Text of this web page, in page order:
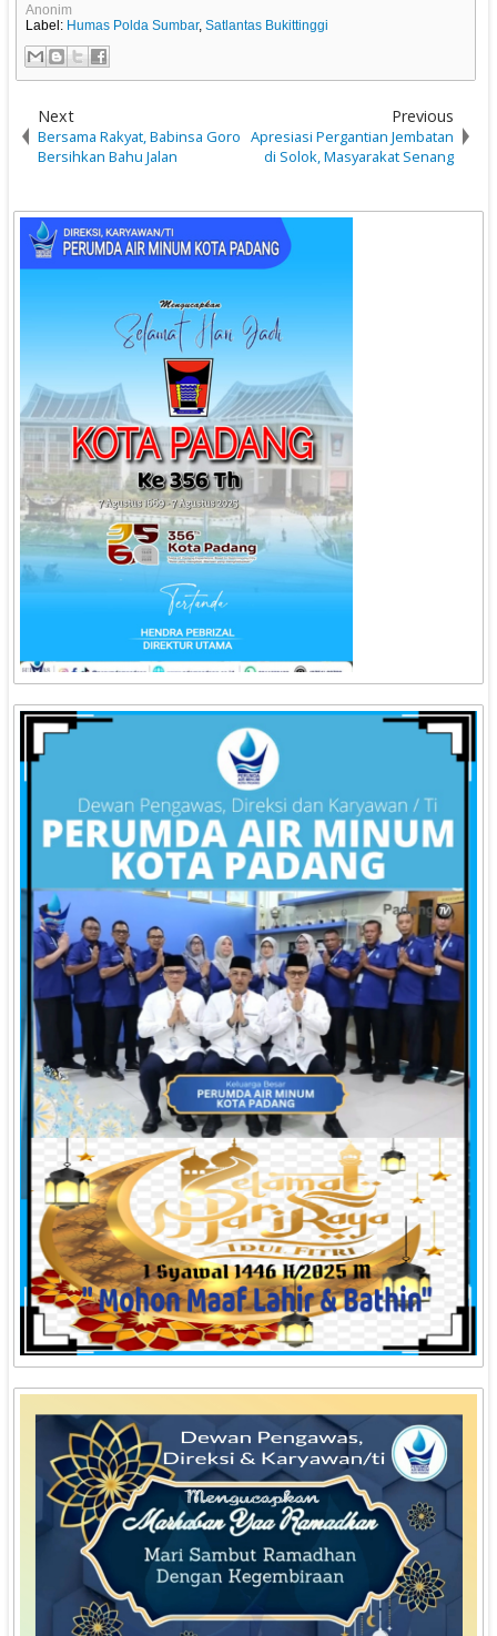
Anonim
Label: Humas Polda Sumbar,Satlantas Bukittinggi
Next
Bersama Rakyat, Babinsa Goro
Bersihkan Bahu Jalan
Previous
Apresiasi Pergantian Jembatan
di Solok, Masyarakat Senang